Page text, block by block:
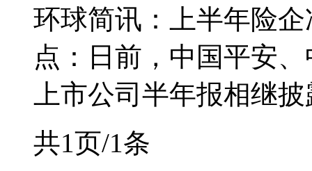
环球简讯：上半年险
点：日前，中国平安
上市公司半年报相继
共1页/1条